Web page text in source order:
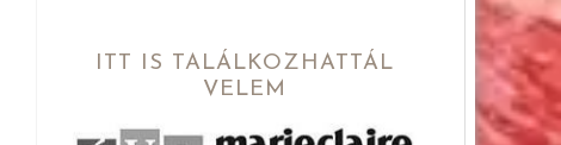
ITT IS TALÁLKOZHATTÁL
VELEM